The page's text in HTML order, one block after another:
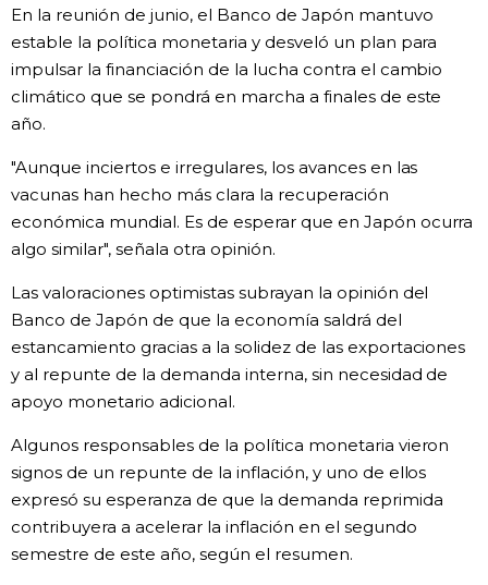
En la reunión de junio, el Banco de Japón mantuvo
estable la política monetaria y desveló un plan para
impulsar la financiación de la lucha contra el cambio
climático que se pondrá en marcha a finales de este
año.
"Aunque inciertos e irregulares, los avances en las
vacunas han hecho más clara la recuperación
económica mundial. Es de esperar que en Japón ocurra
algo similar", señala otra opinión.
Las valoraciones optimistas subrayan la opinión del
Banco de Japón de que la economía saldrá del
estancamiento gracias a la solidez de las exportaciones
y al repunte de la demanda interna, sin necesidad de
apoyo monetario adicional.
Algunos responsables de la política monetaria vieron
signos de un repunte de la inflación, y uno de ellos
expresó su esperanza de que la demanda reprimida
contribuyera a acelerar la inflación en el segundo
semestre de este año, según el resumen.